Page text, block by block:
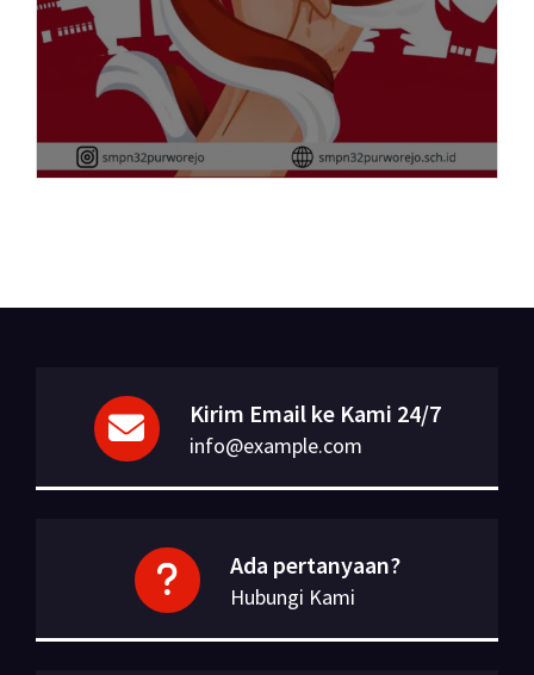
Kirim Email ke Kami 24/7
info@example.com
Ada pertanyaan?
Hubungi Kami